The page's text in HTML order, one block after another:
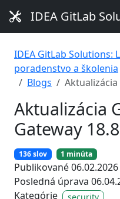
IDEA GitLab
IDEA GitLab Solutions:
poradenstvo a školenia
Blogs
Aktualizácia
Aktualizácia
Gateway
136 slov 1 minúta
Publikované 06.02.2026
Posledná úprava
Kategórie
security